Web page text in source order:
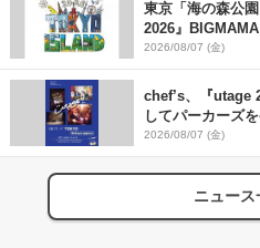
東京「海の森公
2026』
発表 ワークショ
2026/08/07 (金)
chef’s、『utage
してパーカーズ
2026/08/07 (金)
ニュース